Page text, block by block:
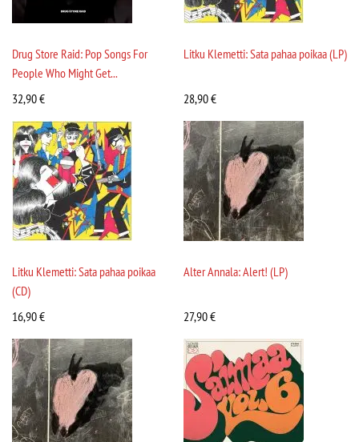
Drug Store Raid: Pop Songs For
People Who Might Get...
32,90€
Litku Klemetti: Sata pahaa poikaa (LP)
28,90€
Litku Klemetti: Sata pahaa poikaa
(CD)
16,90€
Alter Annala: Alert! (LP)
27,90€